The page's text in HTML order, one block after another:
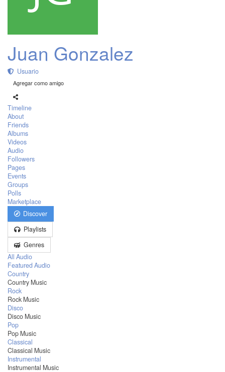
Juan Gonzalez
Usuario
Agregar como amigo
Timeline
About
Friends
Albums
Videos
Audio
Followers
Pages
Events
Groups
Polls
Marketplace
Discover
Playlists
Genres
All Audio
Featured Audio
Country
Country Music
Rock
Rock Music
Disco
Disco Music
Pop
Pop Music
Classical
Classical Music
Instrumental
Instrumental Music